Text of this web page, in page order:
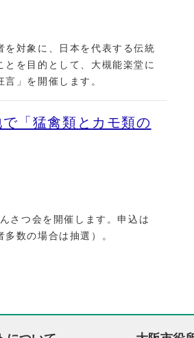
対象に、日本を代表する伝統
を目的として、大槻能楽堂に
」を開催します。
「猛禽類とカモ類の
さつ会を開催します。申込は
数の場合は抽選）。